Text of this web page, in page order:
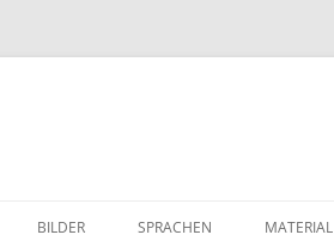
BILDER SPRACHEN MATERIAL